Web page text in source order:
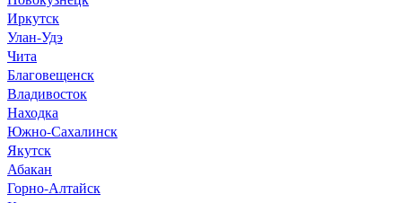
Иркутск
Улан-Удэ
Чита
Благовещенск
Владивосток
Находка
Южно-Сахалинск
Якутск
Абакан
Горно-Алтайск